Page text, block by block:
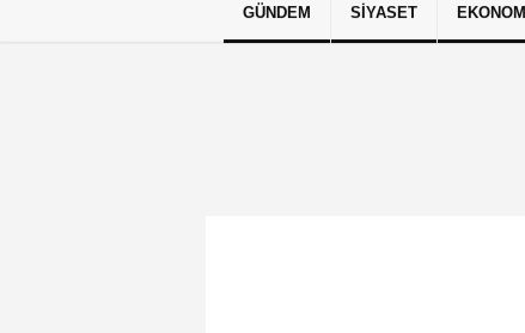
Künye İletişim Çerez Politikası
GÜNDEM SIYASET EKONOMI